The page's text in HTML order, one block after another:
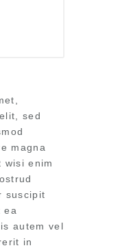
sed
magna
wisi enim
suscipit
ea
autem vel
in